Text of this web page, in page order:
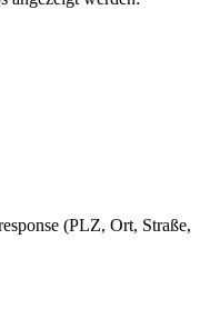
(PLZ, Ort, Straße,